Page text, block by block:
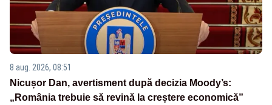
8 aug. 2026, 08:51
Nicușor Dan, avertisment după decizia Moody’s:
„România trebuie să revină la creștere economică”